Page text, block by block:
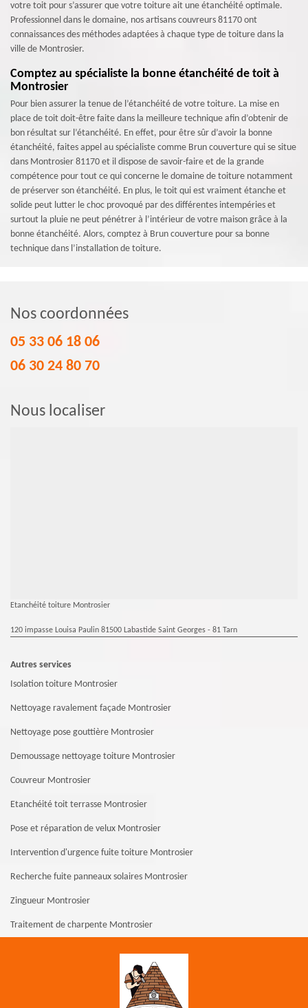
votre toit pour s’assurer que votre toiture ait une étanchéité optimale.
Professionnel dans le domaine, nos artisans couvreurs 81170 ont
connaissances des méthodes adaptées à chaque type de toiture dans la
ville de Montrosier.
Comptez au spécialiste la bonne étanchéité de toit à
Montrosier
Pour bien assurer la tenue de l’étanchéité de votre toiture. La mise en
place de toit doit-être faite dans la meilleure technique afin d’obtenir de
bon résultat sur l’étanchéité. En effet, pour être sûr d’avoir la bonne
étanchéité, faites appel au spécialiste comme Brun couverture qui se situe
dans Montrosier 81170 et il dispose de savoir-faire et de la grande
compétence pour tout ce qui concerne le domaine de toiture notamment
de préserver son étanchéité. En plus, le toit qui est vraiment étanche et
solide peut lutter le choc provoqué par des différentes intempéries et
surtout la pluie ne peut pénétrer à l’intérieur de votre maison grâce à la
bonne étanchéité. Alors, comptez à Brun couverture pour sa bonne
technique dans l’installation de toiture.
Nos coordonnées
05 33 06 18 06
06 30 24 80 70
Nous localiser
Etanchéité toiture Montrosier
120 impasse Louisa Paulin 81500 Labastide Saint Georges - 81 Tarn
Autres services
Isolation toiture Montrosier
Nettoyage ravalement façade Montrosier
Nettoyage pose gouttière Montrosier
Demoussage nettoyage toiture Montrosier
Couvreur Montrosier
Etanchéité toit terrasse Montrosier
Pose et réparation de velux Montrosier
Intervention d'urgence fuite toiture Montrosier
Recherche fuite panneaux solaires Montrosier
Zingueur Montrosier
Traitement de charpente Montrosier